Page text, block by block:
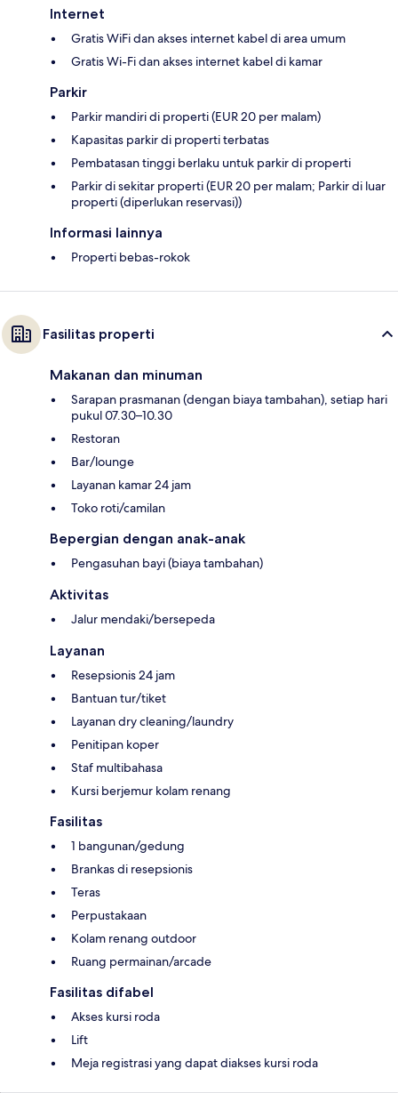
Internet
Gratis WiFi dan akses internet kabel di area umum
Gratis Wi-Fi dan akses internet kabel di kamar
Parkir
Parkir mandiri di properti (EUR 20 per malam)
Kapasitas parkir di properti terbatas
Pembatasan tinggi berlaku untuk parkir di properti
Parkir di sekitar properti (EUR 20 per malam; Parkir di luar
properti (diperlukan reservasi))
Informasi lainnya
Properti bebas-rokok
Fasilitas properti
Makanan dan minuman
Sarapan prasmanan (dengan biaya tambahan), setiap hari
pukul 07.30–10.30
Restoran
Bar/lounge
Layanan kamar 24 jam
Toko roti/camilan
Bepergian dengan anak-anak
Pengasuhan bayi (biaya tambahan)
Aktivitas
Jalur mendaki/bersepeda
Layanan
Resepsionis 24 jam
Bantuan tur/tiket
Layanan dry cleaning/laundry
Penitipan koper
Staf multibahasa
Kursi berjemur kolam renang
Fasilitas
1 bangunan/gedung
Brankas di resepsionis
Teras
Perpustakaan
Kolam renang outdoor
Ruang permainan/arcade
Fasilitas difabel
Akses kursi roda
Lift
Meja registrasi yang dapat diakses kursi roda